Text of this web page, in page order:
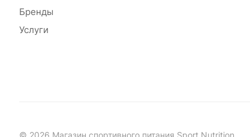
Бренды
Услуги
© 2026 Магазин спортивного питания Sport Nutrition